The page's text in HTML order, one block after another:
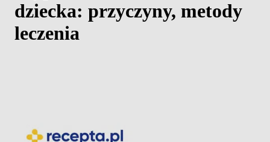
dziecka: przyczyny, metody
leczenia